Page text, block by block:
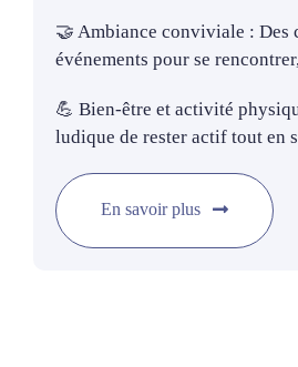
🤝 Ambiance conviviale : Des
événements pour se
💪 Bien-être et activité
ludique de rester actif tout en
En savoir plus